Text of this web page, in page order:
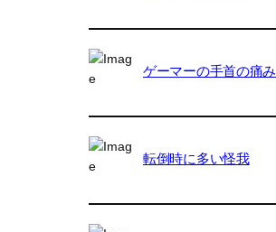
ゲーマーの手首の痛み
転倒時に多い怪我